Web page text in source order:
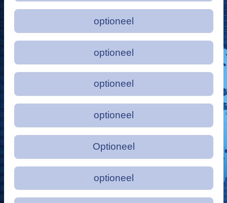
optioneel
optioneel
optioneel
optioneel
Optioneel
optioneel